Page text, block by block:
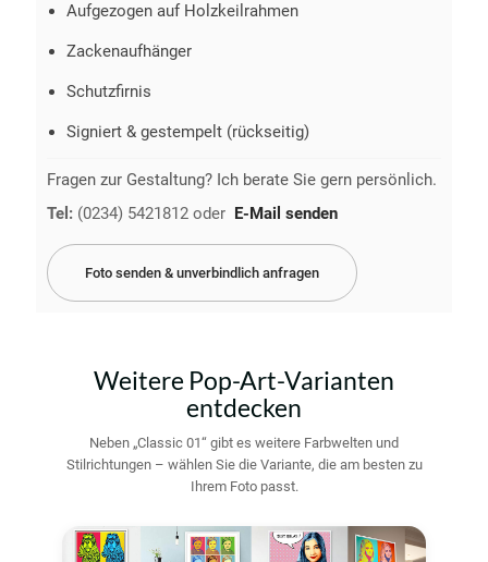
Aufgezogen auf Holzkeilrahmen
Zackenaufhänger
Schutzfirnis
Signiert & gestempelt (rückseitig)
Fragen zur Gestaltung? Ich berate Sie gern persönlich.
Tel: (0234) 5421812 oder E-Mail senden
Foto senden & unverbindlich anfragen
Weitere Pop-Art-Varianten
entdecken
Neben „Classic 01“ gibt es weitere Farbwelten und
Stilrichtungen – wählen Sie die Variante, die am besten zu
Ihrem Foto passt.